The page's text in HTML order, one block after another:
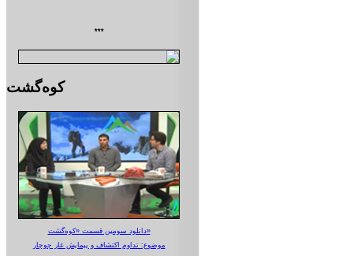
***
کوه‌گشت
دانلود سومین قسمت «کوه‌گشت»
موضوع: تداوم اکتشاف و پیمایش غار جوجار